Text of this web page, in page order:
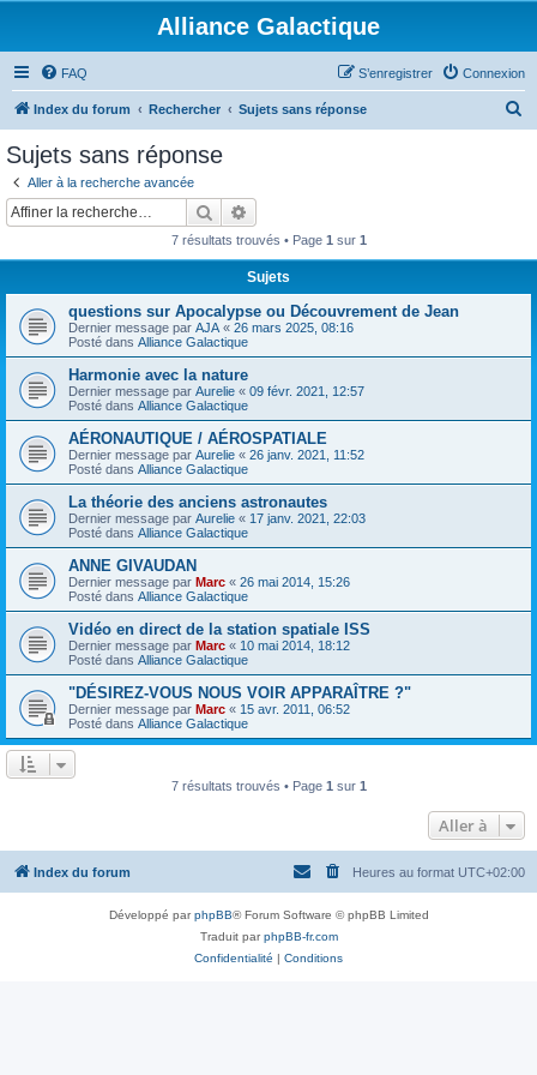
Alliance Galactique
FAQ Connexion
S’enregistrer
Index du forum Rechercher Sujets sans réponse
Sujets sans réponse
Aller à la recherche avancée
Rechercher
7 résultats trouvés • Page 1 sur 1
Sujets
questions sur Apocalypse ou Découvrement de Jean
Dernier message par AJA « 26 mars 2025, 08:16
Posté dans Alliance Galactique
Harmonie avec la nature
Dernier message par Aurelie « 09 févr. 2021, 12:57
Posté dans Alliance Galactique
AÉRONAUTIQUE / AÉROSPATIALE
Dernier message par Aurelie « 26 janv. 2021, 11:52
Posté dans Alliance Galactique
La théorie des anciens astronautes
Dernier message par Aurelie « 17 janv. 2021, 22:03
Posté dans Alliance Galactique
ANNE GIVAUDAN
Dernier message par Marc « 26 mai 2014, 15:26
Posté dans Alliance Galactique
Vidéo en direct de la station spatiale ISS
Dernier message par Marc « 10 mai 2014, 18:12
Posté dans Alliance Galactique
"DÉSIREZ-VOUS NOUS VOIR APPARAÎTRE ?"
Dernier message par Marc « 15 avr. 2011, 06:52
Posté dans Alliance Galactique
7 résultats trouvés • Page 1 sur 1
Aller à
Index du forum Heures au format UTC+02:00
Développé parphpBB® Forum Software © phpBB Limited
Traduit parphpBB-fr.com
Confidentialité | Conditions